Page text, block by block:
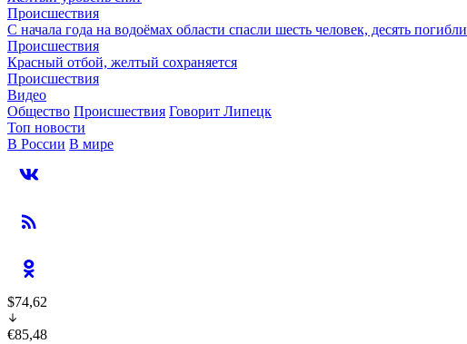
Происшествия
С начала года на водоёмах области спасли шесть человек, десять погибли
Происшествия
Красный отбой, желтый сохраняется
Происшествия
Видео
Общество Происшествия Говорит Липецк
Топ новости
В России В мире
$74,62
€85,48